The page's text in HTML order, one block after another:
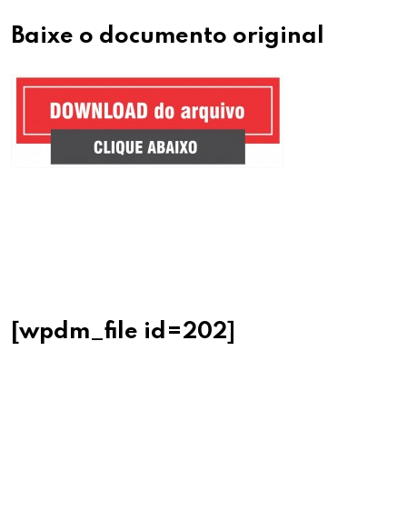
Baixe o documento original
[wpdm_file id=202]